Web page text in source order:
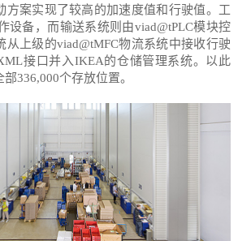
方案实现了较高的加速度值和行驶值。工
设备，而输送系统则由viad@tPLC模块控
从上级的viad@tMFC物流系统中接收行驶
接口并入IKEA的仓储管理系统。以此
336,000个存放位置。